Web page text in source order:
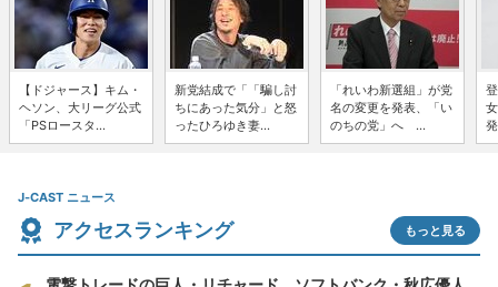
【ドジャース】キム・
ヘソン、大リーグ公式
「PSロースタ...
新党結成で「「騙し討
ちにあった気分」と怒
ったひろゆき妻...
「れいわ新選組」が党
名の変更を発表、「い
のちの党」へ ...
J-CAST ニュース
アクセスランキング もっと見る